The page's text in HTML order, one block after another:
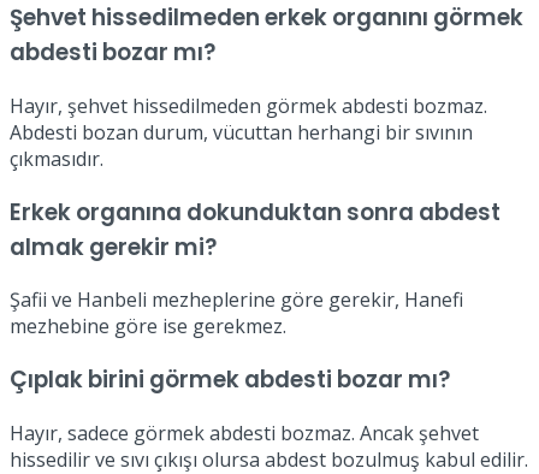
Şehvet hissedilmeden erkek organını görmek
abdesti bozar mı?
Hayır, şehvet hissedilmeden görmek abdesti bozmaz.
Abdesti bozan durum, vücuttan herhangi bir sıvının
çıkmasıdır.
Erkek organına dokunduktan sonra abdest
almak gerekir mi?
Şafii ve Hanbeli mezheplerine göre gerekir, Hanefi
mezhebine göre ise gerekmez.
Çıplak birini görmek abdesti bozar mı?
Hayır, sadece görmek abdesti bozmaz. Ancak şehvet
hissedilir ve sıvı çıkışı olursa abdest bozulmuş kabul edilir.